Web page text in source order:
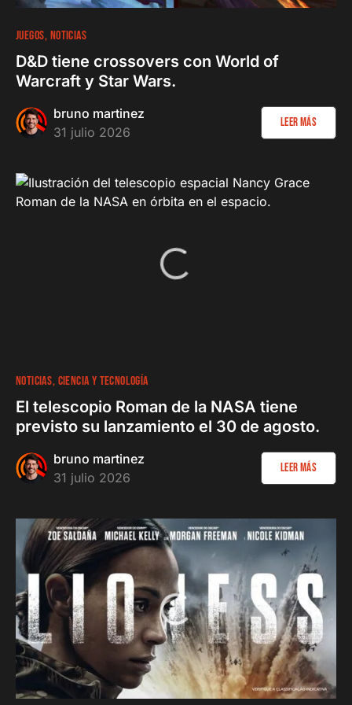
JUEGOS NOTICIAS
D&D tiene crossovers con World of
Warcraft y Star Wars.
bruno martinez
31 julio 2026
Leer más
NOTICIAS CIENCIA Y TECNOLOGÍA
El telescopio Roman de la NASA tiene
previsto su lanzamiento el 30 de agosto.
bruno martinez
31 julio 2026
Leer más